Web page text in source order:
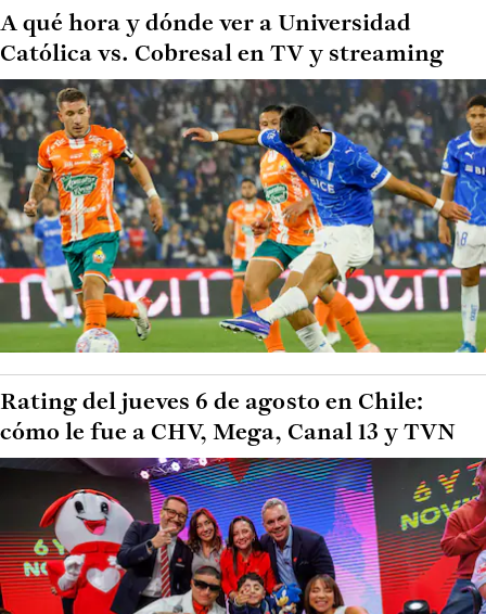
A qué hora y dónde ver a Universidad
Católica vs. Cobresal en TV y streaming
Rating del jueves 6 de agosto en Chile:
cómo le fue a CHV, Mega, Canal 13 y TVN